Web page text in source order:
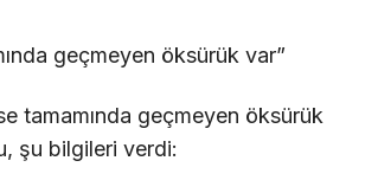
geçmeyen öksürük var”
tamamında geçmeyen öksürük
şu bilgileri verdi: